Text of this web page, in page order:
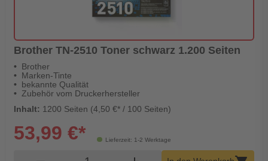
Brother TN-2510 Toner schwarz 1.200 Seiten
Brother
Marken-Tinte
bekannte Qualität
Zubehör vom Druckerhersteller
Inhalt: 1200 Seiten (4,50 €* / 100 Seiten)
Lieferzeit: 1-2 Werktage
53,99 €*
Produkt Warenkorb Menge